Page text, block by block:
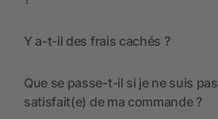
Y a-t-il des frais cachés ?
Que se passe-t-il si je ne suis pas
satisfait(e) de ma commande ?